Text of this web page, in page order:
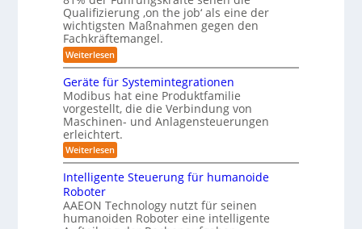
r
R
o
b
o
t
i
k
u
n
d
L
g
i
e
b
i
s
S
O
-
K
l
s
e
i
l
i
t
ä
r
i
s
c
h
e
r
B
o
e
r
o
n
-
S
c
h
w
i
ß
c
o
b
o
t
n
t
a
t
i
o
n
v
o
n
E
n
c
y
.
Qualifizierung ‚on the job‘ als eine der
wichtigsten Maßnahmen gegen den
Fachkräftemangel.
Weiterlesen:
M
n
s
c
h
e
n
a
u
c
i
n
Z
Geräte für Systemintegrationen
Modibus hat eine Produktfamilie
vorgestellt, die die Verbindung von
Maschinen- und Anlagensteuerungen
erleichtert.
Weiterlesen:
G
e
r
t
e
Intelligente Steuerung für humanoide
Roboter
AAEON Technology nutzt für seinen
humanoiden Roboter eine intelligente